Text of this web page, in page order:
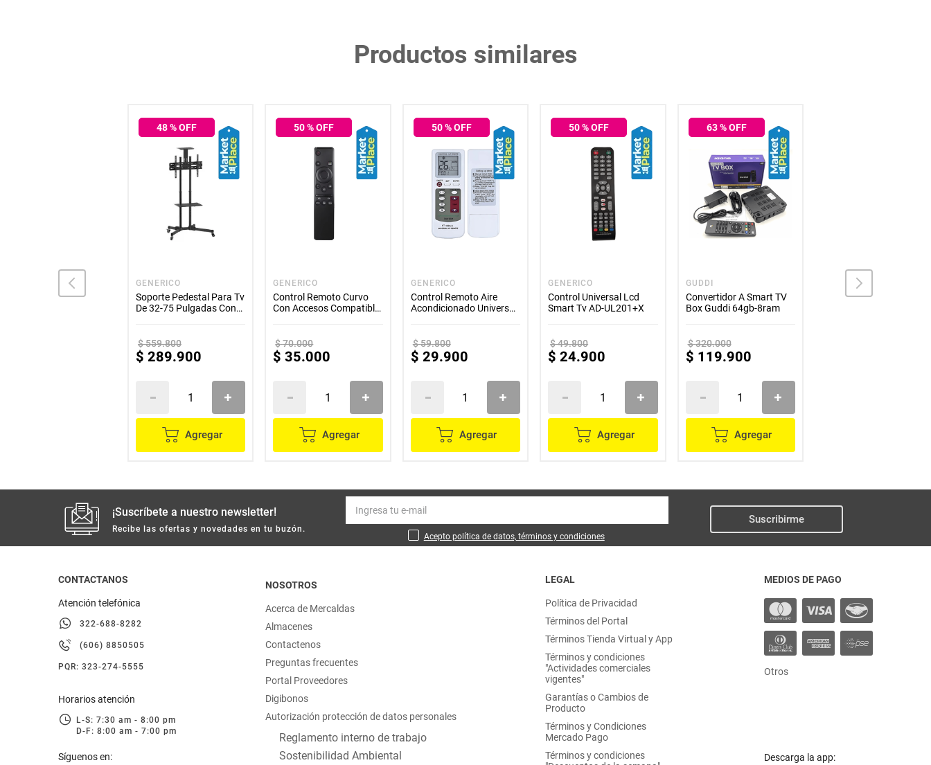
Productos similares
KALLEY 50" Pulgadas
48% OFF
GENERICO
Soporte Pedestal Para Tv
De 32-75 Pulgadas Con
$559.800
$ 289.900
Agregar
50% OFF
GENERICO
Control Remoto Curvo
Con Accesos Compatible
$70.000
$ 35.000
Agregar
50% OFF
GENERICO
Control Remoto Aire
Acondicionado Universal
$59.800
$ 29.900
Agregar
50% OFF
GENERICO
Control Universal Lcd
Smart Tv AD-UL201+X
$49.800
$ 24.900
Agregar
63% OFF
GUDDI
Convertidor A Smart TV
Box Guddi 64gb-8ram
$320.000
$ 119.900
Agregar
GENERICO
Control Remoto
¡Suscríbete a nuestro newsletter!
Recibe las ofertas y novedades en tu buzón.
Acepto política de datos, términos y condiciones
Suscribirme
CONTACTANOS
Atención telefónica
322-688-8282
(606) 8850505
PQR: 323-274-5555
Horarios atención
L-S: 7:30 am - 8:00 pm
D-F: 8:00 am - 7:00 pm
Síguenos en:
NOSOTROS
Acerca de Mercaldas
Almacenes
Contactenos
Preguntas frecuentes
Portal Proveedores
Digibonos
Autorización protección de datos personales
Reglamento interno de trabajo
Sostenibilidad Ambiental
LEGAL
Política de Privacidad
Términos del Portal
Términos Tienda Virtual y App
Términos y condiciones
"Actividades comerciales
vigentes"
Garantías o Cambios de
Producto
Términos y Condiciones
Mercado Pago
Términos y condiciones
MEDIOS DE PAGO
Otros
Descarga la app: